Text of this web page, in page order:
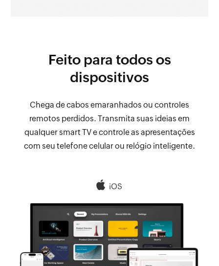
Feito para todos os
dispositivos
Chega de cabos emaranhados ou controles
remotos perdidos. Transmita suas ideias em
qualquer smart TV e controle as apresentações
com seu telefone celular ou relógio inteligente.
iOS